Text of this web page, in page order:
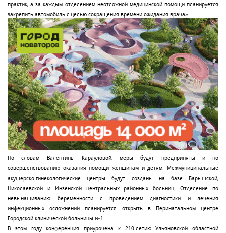
практик, а за каждым отделением неотложной медицинской помощи планируется
закрепить автомобиль с целью сокращения времени ожидания врача».
По словам Валентины Карауловой, меры будут предприняты и по
совершенствованию оказания помощи женщинам и детям. Межмуниципальные
акушерско-гинекологические центры будут созданы на базе Барышской,
Николаевской и Инзенской центральных районных больниц. Отделение по
невынашиванию беременности с проведением диагностики и лечения
инфекционных осложнений планируется открыть в Перинатальном центре
Городской клинической больницы №1.
В этом году конференция приурочена к 210-летию Ульяновской областной